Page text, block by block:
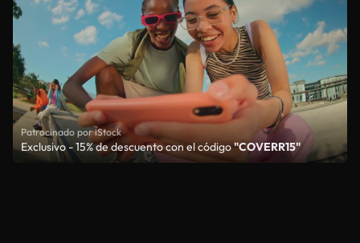
Patrocinado por iStock
Exclusivo - 15% de descuento con el código"COVERR15"